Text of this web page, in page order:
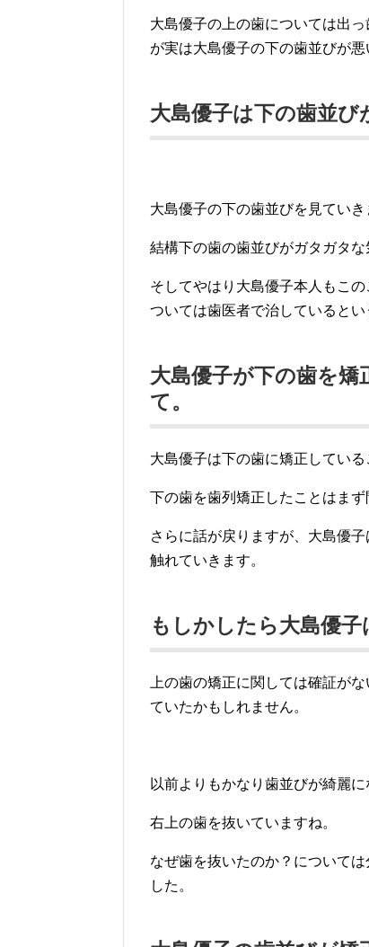
大島優子の上の歯については出
が実は大島優子の下の歯並びが
大島優子は下の歯並び
大島優子の下の歯並びを見ていき
結構下の歯の歯並びがガタガタな
そしてやはり大島優子本人もこ
ついては歯医者で治していると
大島優子が下の歯を
て。
大島優子は下の歯に矯正している
下の歯を歯列矯正したことはまず
さらに話が戻りますが、大島優
触れていきます。
もしかしたら大島優
上の歯の矯正に関しては確証が
ていたかもしれません。
以前よりもかなり歯並びが綺麗に
右上の歯を抜いていますね。
なぜ歯を抜いたのか？について
した。